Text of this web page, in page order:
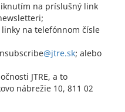
na príslušný link
na telefónnom čísle
@jtre.sk; alebo
JTRE, a to
nábrežie 10, 811 02